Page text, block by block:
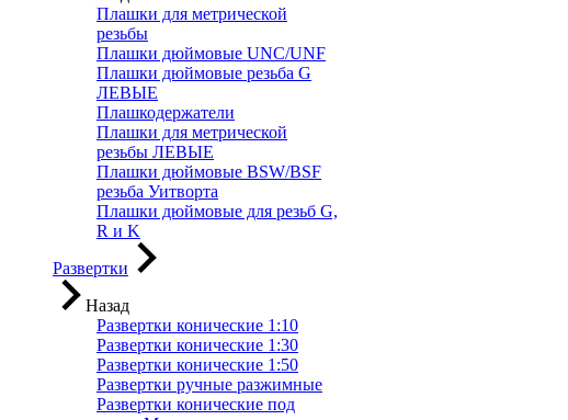
Плашки для метрической
резьбы
Плашки дюймовые UNC/UNF
Плашки дюймовые резьба G
ЛЕВЫЕ
Плашкодержатели
Плашки для метрической
резьбы ЛЕВЫЕ
Плашки дюймовые BSW/BSF
резьба Уитворта
Плашки дюймовые для резьб G,
R и K
Развертки
Назад
Развертки конические 1:10
Развертки конические 1:30
Развертки конические 1:50
Развертки ручные разжимные
Развертки конические под